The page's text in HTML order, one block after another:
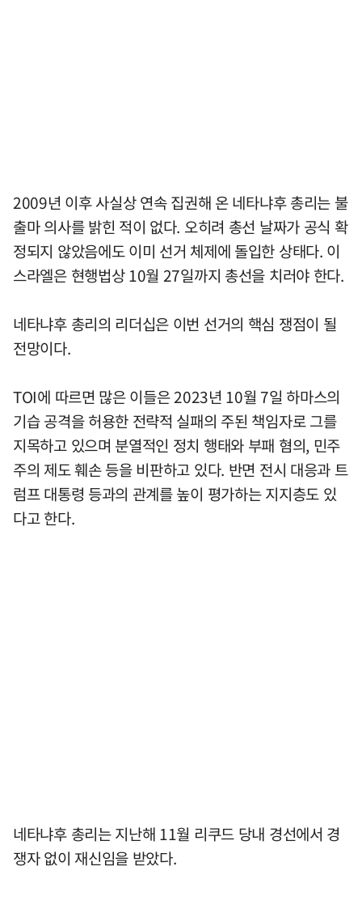
2009년 이후 사실상 연속 집권해 온 네타냐후 총리는 불
출마 의사를 밝힌 적이 없다. 오히려 총선 날짜가 공식 확
정되지 않았음에도 이미 선거 체제에 돌입한 상태다. 이
스라엘은 현행법상 10월 27일까지 총선을 치러야 한다.
네타냐후 총리의 리더십은 이번 선거의 핵심 쟁점이 될
전망이다.
TOI에 따르면 많은 이들은 2023년 10월 7일 하마스의
기습 공격을 허용한 전략적 실패의 주된 책임자로 그를
지목하고 있으며 분열적인 정치 행태와 부패 혐의, 민주
주의 제도 훼손 등을 비판하고 있다. 반면 전시 대응과 트
럼프 대통령 등과의 관계를 높이 평가하는 지지층도 있
다고 한다.
네타냐후 총리는 지난해 11월 리쿠드 당내 경선에서 경
쟁자 없이 재신임을 받았다.